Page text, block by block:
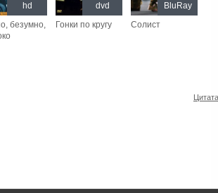
безумно,
hd
Гонки по кругу
dvd
Солист
BluRay
Цитата